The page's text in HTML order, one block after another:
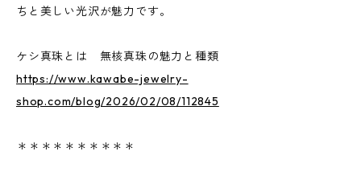
ちと美しい光沢が魅力です。
ケシ真珠とは 無核真珠の魅力と種類
https://www.kawabe-jewelry-
shop.com/blog/2026/02/08/112845
＊＊＊＊＊＊＊＊＊＊